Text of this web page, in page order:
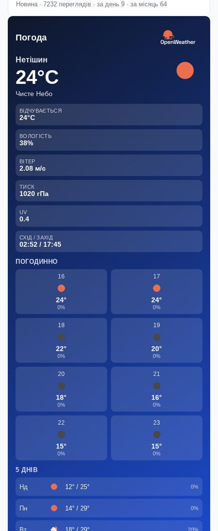
Новина · 7232 переглядів · за день 9 · за місяць 64
Погода
Нетішин
24°C
Чисте Небо
ВІДЧУВАЄТЬСЯ
24°C
ВОЛОГІСТЬ
38%
ВІТЕР
2.08 м/с
ТИСК
1020 гПа
UV
0.4
СХІД / ЗАХІД
02:52 / 17:45
ПОГОДИННО
16
24°
0%
17
24°
0%
18
22°
0%
19
20°
0%
20
18°
0%
21
16°
0%
22
15°
0%
23
15°
0%
5 ДНІВ
Нд 12° / 25° 0%
Пн 14° / 29° 0%
20%